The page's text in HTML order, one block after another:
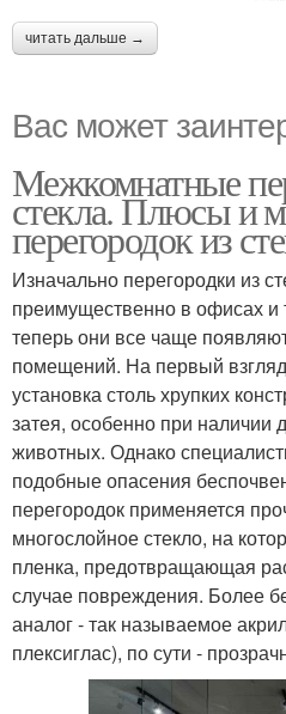
читать дальше →
Вас может
Межкомнатные
стекла. Плюсы и
перегородок из
Изначально перегородки из
преимущественно в офисах и
теперь они все чаще
помещений. На первый
установка столь хрупких
затея, особенно при наличии
животных. Однако
подобные опасения
перегородок применяется
многослойное стекло, на
пленка, предотвращающая
случае повреждения. Более
аналог - так называемое
плексиглас), по сути -